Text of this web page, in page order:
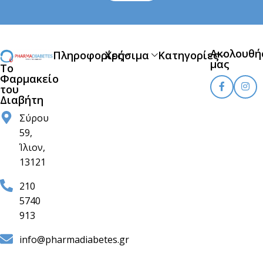
Το
Φαρμακείο
του
Διαβήτη
Σύρου
59,
Ίλιον,
13121
210
5740
913
info@pharmadiabetes.gr
ΠληροφορίεςΧρήσιμα Κατηγορίες
μας